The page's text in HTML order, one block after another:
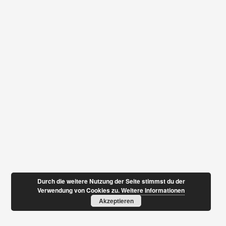
Durch die weitere Nutzung der Seite stimmst du der
Verwendung von Cookies zu.Weitere Informationen
Akzeptieren